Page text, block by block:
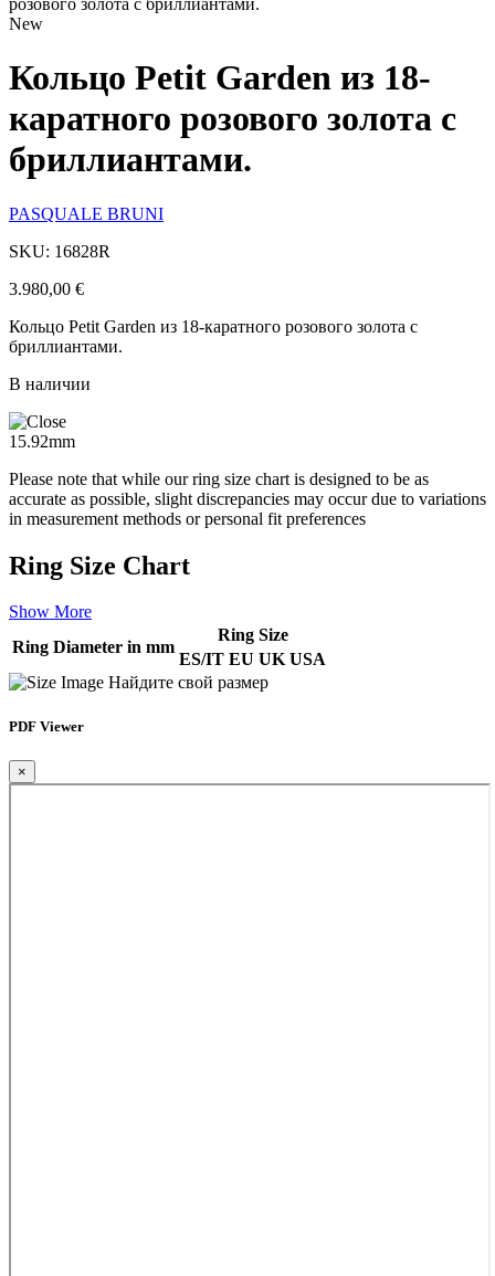
New
Кольцо Petit Garden из 18-
каратного розового золота с
бриллиантами.
PASQUALE BRUNI
SKU: 16828R
3.980,00 €
Кольцо Petit Garden из 18-каратного розового золота с
бриллиантами.
В наличии
15.92mm
Please note that while our ring size chart is designed to be as
accurate as possible, slight discrepancies may occur due to variations
in measurement methods or personal fit preferences
Ring Size Chart
Show More
Ring Diameter in mm
Ring Size
ES/IT EU UK USA
Найдите свой размер
PDF Viewer
×